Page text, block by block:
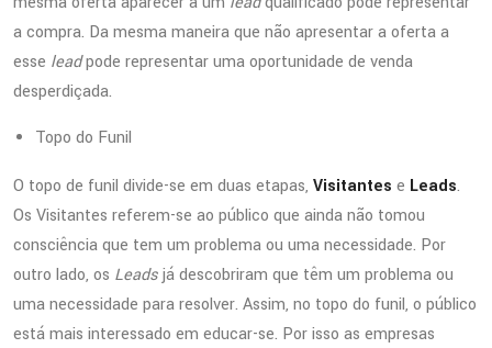
a compra. Da mesma maneira que não apresentar a oferta a
esse leadpode representar uma oportunidade de venda
desperdiçada.
Topo do Funil
O topo de funil divide-se em duas etapas, Visitantes e Leads.
Os Visitantes referem-se ao público que ainda não tomou
consciência que tem um problema ou uma necessidade. Por
outro lado, os Leadsjá descobriram que têm um problema ou
uma necessidade para resolver. Assim, no topo do funil, o público
está mais interessado em educar-se. Por isso as empresas